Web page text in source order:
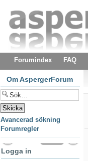
Forumindex FAQ
Om AspergerForum
Avancerad sökning
Forumregler
Logga in